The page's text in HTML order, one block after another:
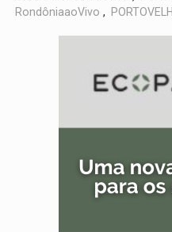
RondôniaaoVivo ,